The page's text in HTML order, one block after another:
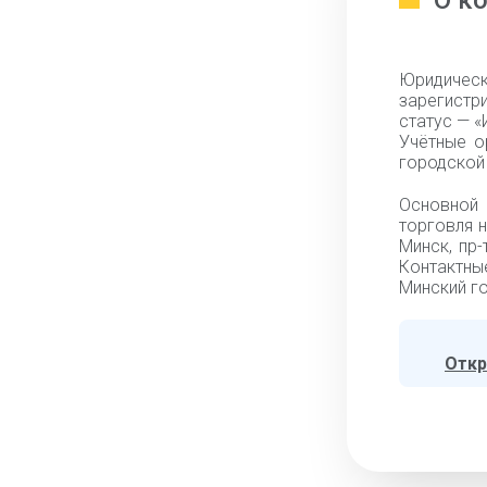
статус —
Учётные
Основной
торговля
Минск,
Минский